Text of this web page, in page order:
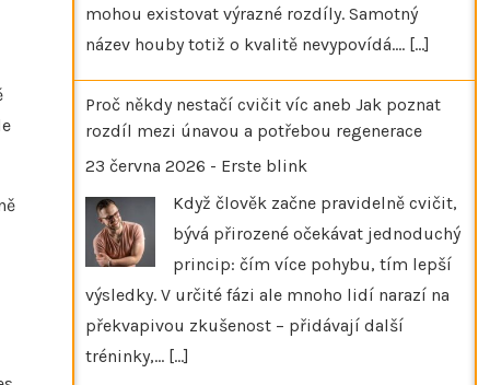
mohou existovat výrazné rozdíly. Samotný
název houby totiž o kvalitě nevypovídá.… [...]
Proč někdy nestačí cvičit víc aneb Jak poznat
rozdíl mezi únavou a potřebou regenerace
23 června 2026 - Erste blink
Když člověk začne pravidelně cvičit,
bývá přirozené očekávat jednoduchý
princip: čím více pohybu, tím lepší
výsledky. V určité fázi ale mnoho lidí narazí na
překvapivou zkušenost – přidávají další
tréninky,… [...]